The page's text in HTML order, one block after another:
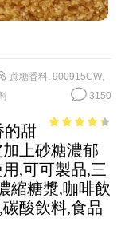
蔗糖香料 900915CW,
3150
of 5
的甜
上砂糖濃郁
,可可製品,三
縮糖漿,咖啡飲
酸飲料,食品